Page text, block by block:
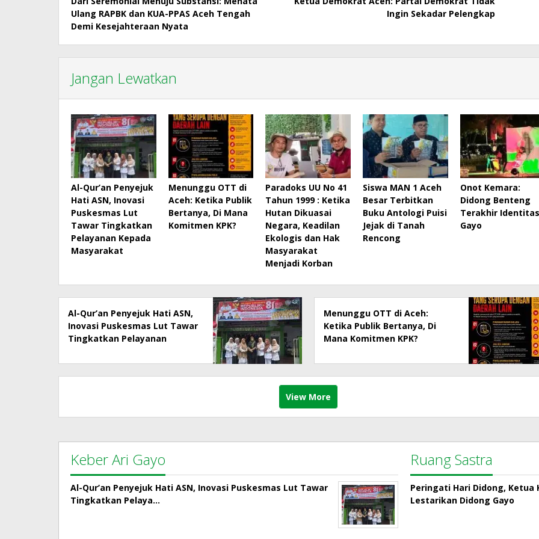
pos
Ulang RAPBK dan KUA-PPAS Aceh Tengah
Demi Kesejahteraan Nyata
Ingin Sekadar Pelengkap
Jangan Lewatkan
Al-Qur’an Penyejuk
Hati ASN, Inovasi
Puskesmas Lut
Tawar Tingkatkan
Pelayanan Kepada
Masyarakat
Menunggu OTT di
Aceh: Ketika Publik
Bertanya, Di Mana
Komitmen KPK?
Paradoks UU No 41
Tahun 1999 : Ketika
Hutan Dikuasai
Negara, Keadilan
Ekologis dan Hak
Masyarakat
Menjadi Korban
Siswa MAN 1 Aceh
Besar Terbitkan
Buku Antologi Puisi
Jejak di Tanah
Rencong
Onot Kemara:
Didong Benteng
Terakhir Identitas
Gayo
Al-Qur’an Penyejuk Hati ASN,
Inovasi Puskesmas Lut Tawar
Tingkatkan Pelayanan
Menunggu OTT di Aceh:
Ketika Publik Bertanya, Di
Mana Komitmen KPK?
View More
Keber Ari Gayo
Al-Qur’an Penyejuk Hati ASN, Inovasi Puskesmas Lut Tawar
Tingkatkan Pelaya…
Ruang Sastra
Peringati Hari Didong, Ketua
Lestarikan Didong Gayo